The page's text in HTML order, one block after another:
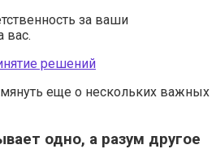
за ваши
вас.
еще о нескольких важных
одно, а разум другое